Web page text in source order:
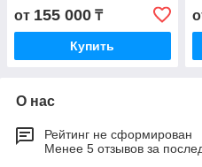
от 155 000 ₸
Купить
О нас
Рейтинг не сформирован
Менее 5 отзывов за